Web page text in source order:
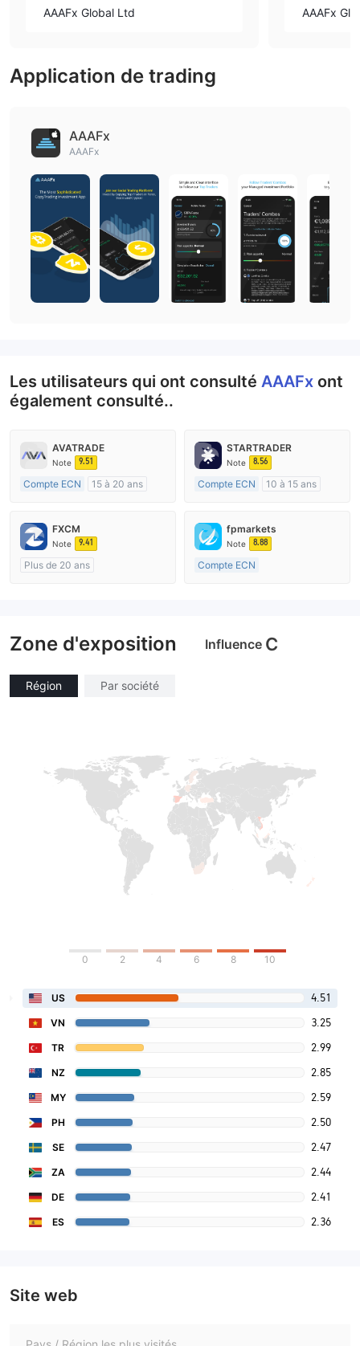
AAAFx Global Ltd AAAFx
Application de trading
AAAFx
AAAFx
Les utilisateurs qui ont consulté AAAFx ont
également consulté..
AVATRADE
Note 9.51
Compte ECN
15 à 20 ans
Market Making (MM)
Etiquette principale MT4
STARTRADER
Note 8.56
Compte ECN
10 à 15 ans
Market Making (MM)
Etiquette principale MT4
FXCM
Note 9.41
Plus de 20 ans
fpmarkets
Note 8.88
Compte ECN
Etiquette principale MT4
Zone d'exposition Influence C
Région Par société
0 2 4 6 8 10
US 4.51
VN 3.25
TR 2.99
NZ 2.85
MY 2.59
PH 2.50
SE 2.47
ZA 2.44
DE 2.41
ES 2.36
Site web